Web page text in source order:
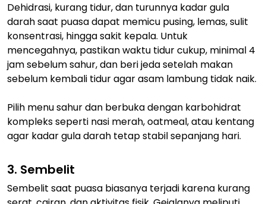
Dehidrasi, kurang tidur, dan turunnya kadar gula
darah saat puasa dapat memicu pusing, lemas, sulit
konsentrasi, hingga sakit kepala. Untuk
mencegahnya, pastikan waktu tidur cukup, minimal 4
jam sebelum sahur, dan beri jeda setelah makan
sebelum kembali tidur agar asam lambung tidak naik.
Pilih menu sahur dan berbuka dengan karbohidrat
kompleks seperti nasi merah, oatmeal, atau kentang
agar kadar gula darah tetap stabil sepanjang hari.
3. Sembelit
Sembelit saat puasa biasanya terjadi karena kurang